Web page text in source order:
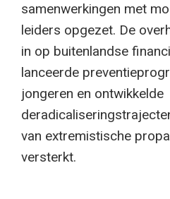
samenwerkingen met
leiders opgezet. De
in op buitenlandse
lanceerde
jongeren en ontwikkelde
van extremistische
versterkt.